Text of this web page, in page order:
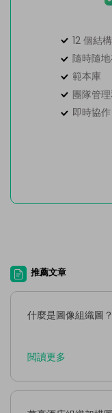
12 個結
隨時隨
範本庫
團隊管
即時協作
推薦文章
什麼是圖像組織圖
閲讀更多